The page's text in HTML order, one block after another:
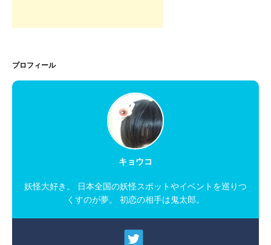
プロフィール
キョウコ
妖怪大好き。 日本全国の妖怪スポットやイベントを巡りつ
くすのが夢。 初恋の相手は鬼太郎。